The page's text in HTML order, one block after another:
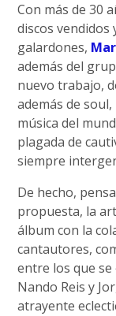
Con más de 30
discos
galardones,
además del
nuevo trabajo,
además de
música del
plagada de
siempre
De hecho,
propuesta, la
álbum con la
cantautores,
entre los que se
Nando Reis y
atrayente